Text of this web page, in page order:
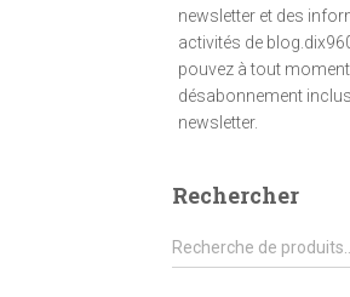
newsletter et des
activités de
pouvez à tout
désabonnement
newsletter.
Rechercher
R
e
Recherche de produits…